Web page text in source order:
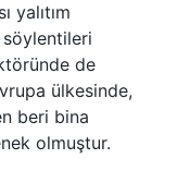
yalıtım
söylentileri
de
ülkesinde,
beri bina
olmuştur.